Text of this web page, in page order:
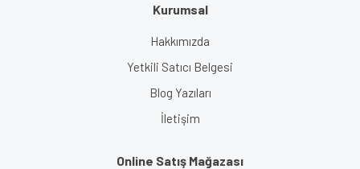
Gönder
Kurumsal
Hakkımızda
Yetkili Satıcı Belgesi
Blog Yazıları
İletişim
Online Satış Mağazası